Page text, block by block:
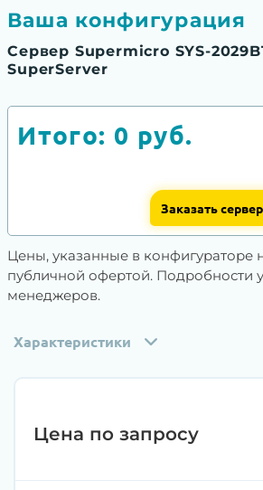
Ваша конфигурация
Сервер Supermicro SYS-
SuperServer
Итого: 0 руб.
Заказать сервер
Цены, указанные в конфигураторе
публичной офертой. Подробности
менеджеров.
Характеристики
Цена по запросу